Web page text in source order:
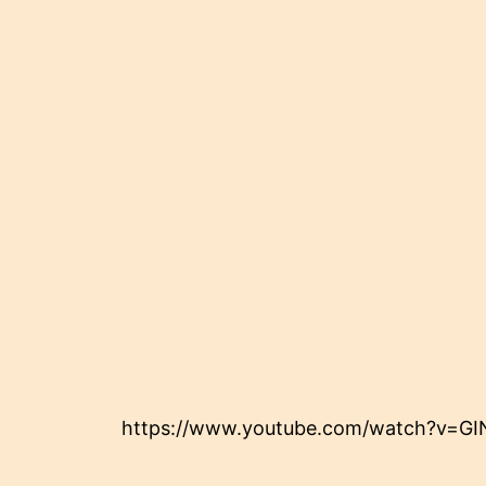
https://www.youtube.com/